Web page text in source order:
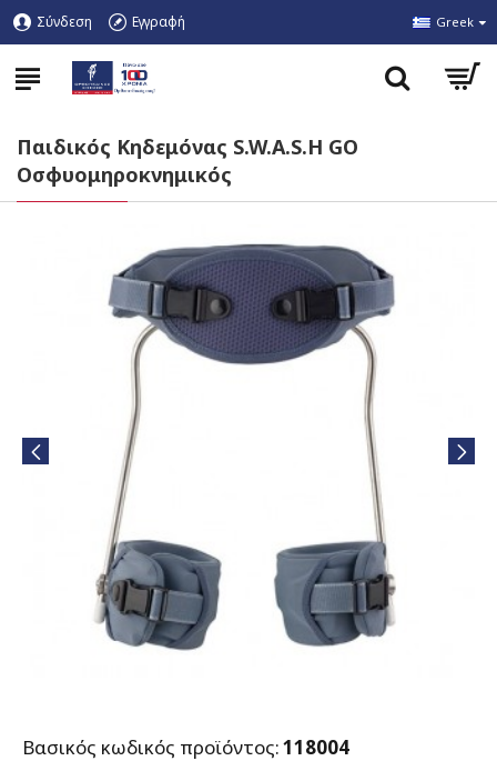
Σύνδεση Εγγραφή Greek
Παιδικός Κηδεμόνας S.W.A.S.H GO
Οσφυομηροκνημικός
Βασικός κωδικός προϊόντος:118004